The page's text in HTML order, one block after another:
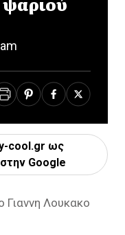
cool.gr ως
Google
Γιαννη Λουκακο